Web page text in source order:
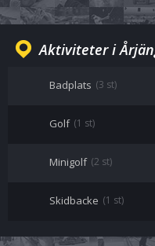
Aktiviteter i
Badplats (3 st)
Golf (1 st)
Minigolf (2 st)
Skidbacke (1 st)